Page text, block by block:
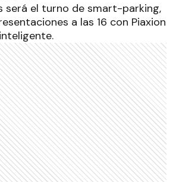
será el turno de smart-parking,
a las 16 con Piaxion